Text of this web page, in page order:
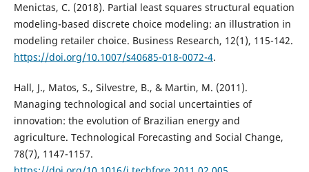
Menictas, C. (2018). Partial least squares structural equation
modeling-based discrete choice modeling: an illustration in
modeling retailer choice. Business Research, 12(1), 115-142.
https://doi.org/10.1007/s40685-018-0072-4.
Hall, J., Matos, S., Silvestre, B., & Martin, M. (2011).
Managing technological and social uncertainties of
innovation: the evolution of Brazilian energy and
agriculture. Technological Forecasting and Social Change,
78(7), 1147-1157.